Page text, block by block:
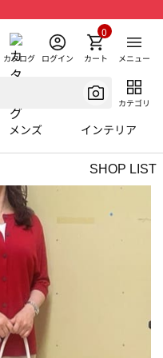
カタログ ログイン カート
0
メニュー
カテゴリ
メンズ インテリア
SHOP LIST